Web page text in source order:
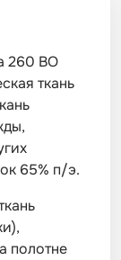
260 ВО
ткань
65% п/э.
полотне